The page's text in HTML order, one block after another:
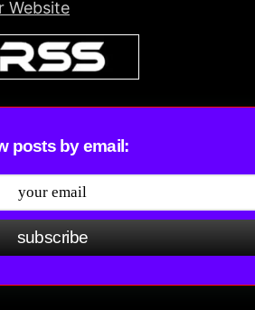
Website
posts by email:
subscribe